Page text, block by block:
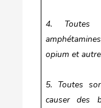
4. Toutes
opium et
5. Toutes
causer des